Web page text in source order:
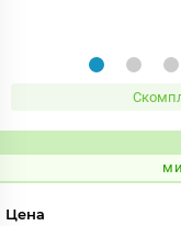
Цена